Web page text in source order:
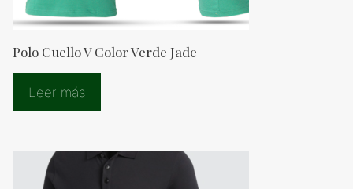
Polo Cuello V Color Verde Jade
Leer más